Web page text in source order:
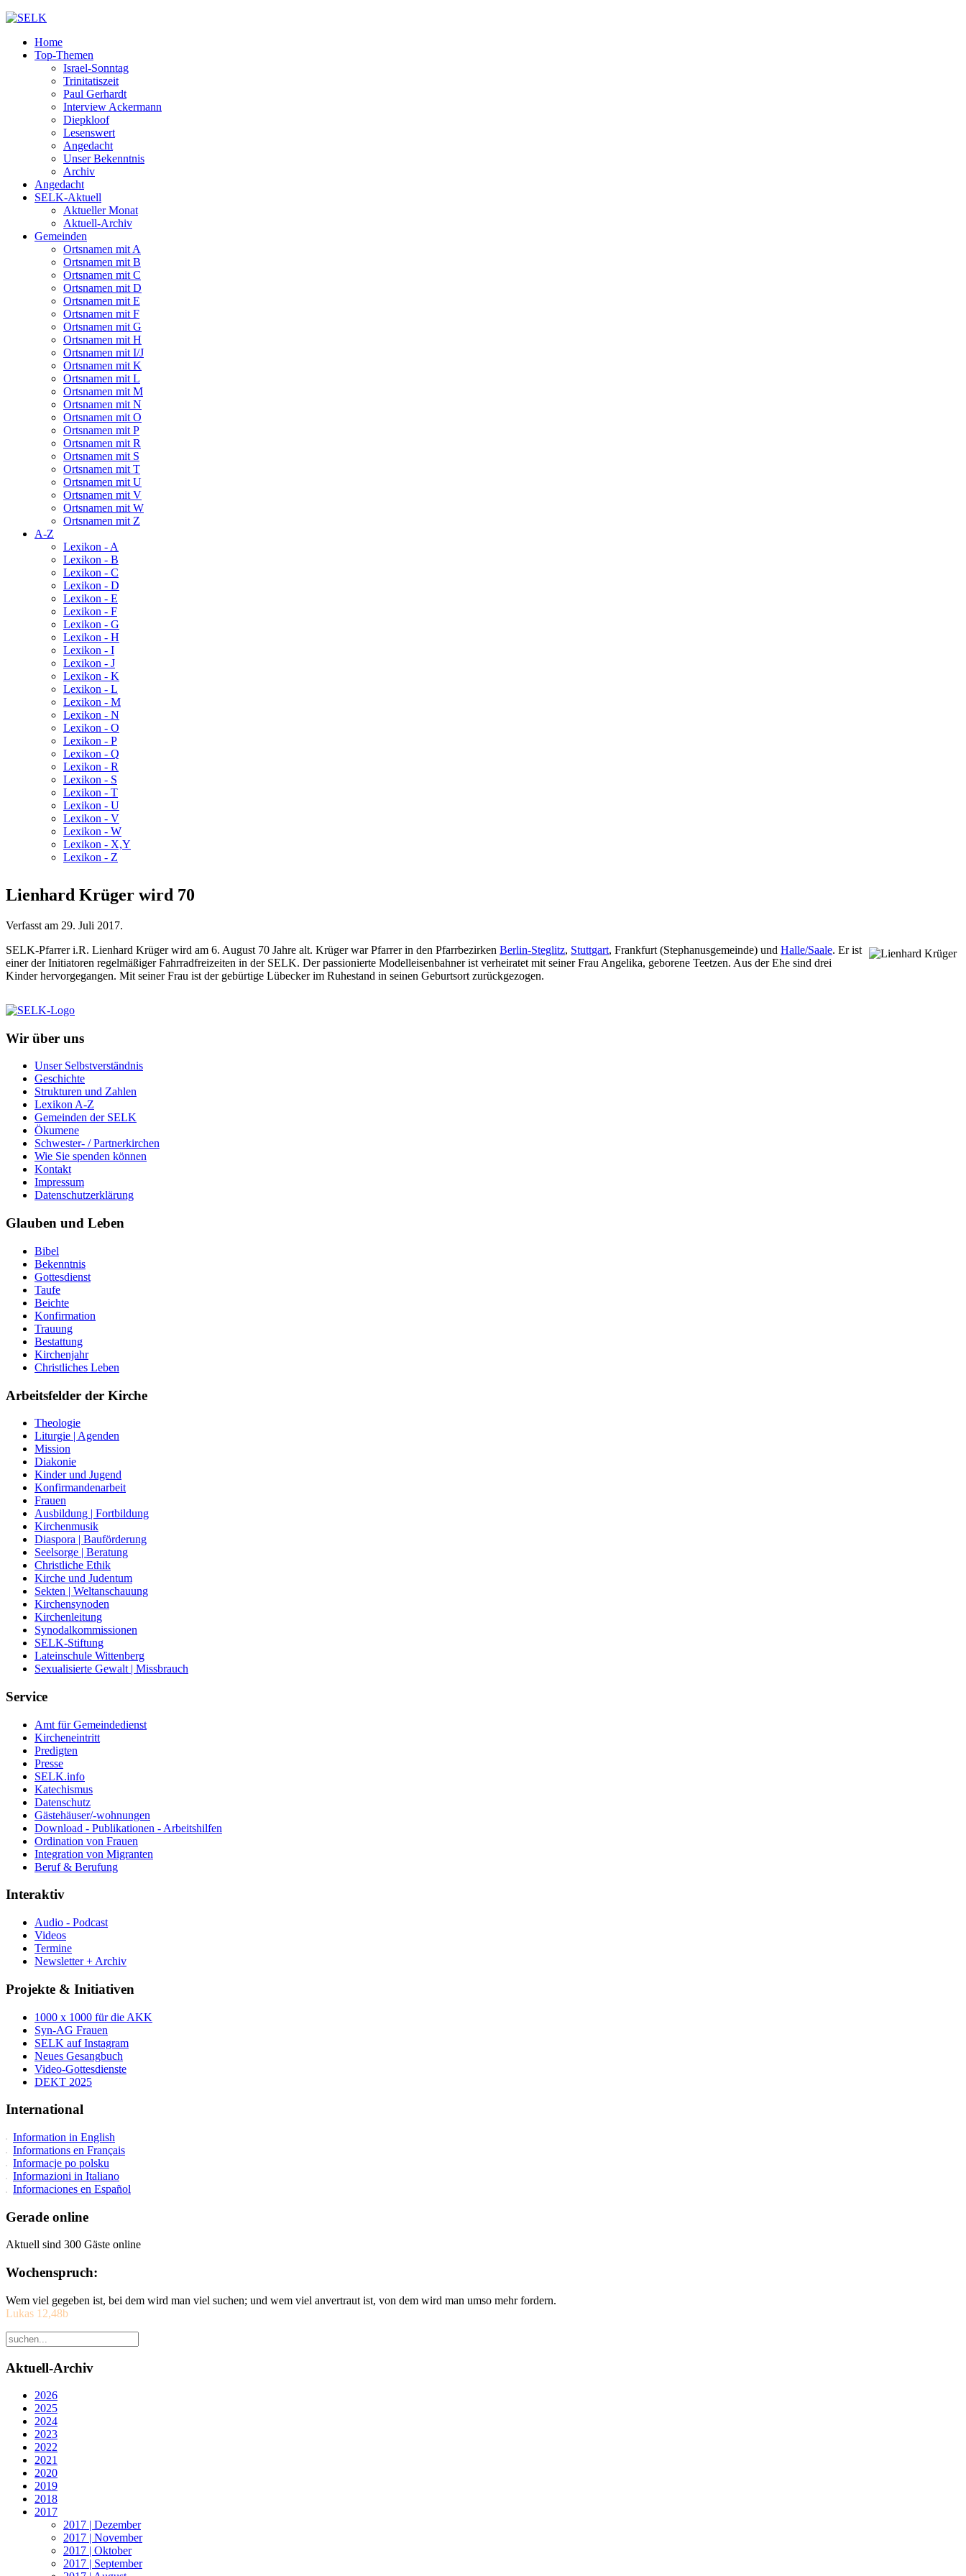
Home
Top-Themen
Israel-Sonntag
Trinitatiszeit
Paul Gerhardt
Interview Ackermann
Diepkloof
Lesenswert
Angedacht
Unser Bekenntnis
Archiv
Angedacht
SELK-Aktuell
Aktueller Monat
Aktuell-Archiv
Gemeinden
Ortsnamen mit A
Ortsnamen mit B
Ortsnamen mit C
Ortsnamen mit D
Ortsnamen mit E
Ortsnamen mit F
Ortsnamen mit G
Ortsnamen mit H
Ortsnamen mit I/J
Ortsnamen mit K
Ortsnamen mit L
Ortsnamen mit M
Ortsnamen mit N
Ortsnamen mit O
Ortsnamen mit P
Ortsnamen mit R
Ortsnamen mit S
Ortsnamen mit T
Ortsnamen mit U
Ortsnamen mit V
Ortsnamen mit W
Ortsnamen mit Z
A-Z
Lexikon - A
Lexikon - B
Lexikon - C
Lexikon - D
Lexikon - E
Lexikon - F
Lexikon - G
Lexikon - H
Lexikon - I
Lexikon - J
Lexikon - K
Lexikon - L
Lexikon - M
Lexikon - N
Lexikon - O
Lexikon - P
Lexikon - Q
Lexikon - R
Lexikon - S
Lexikon - T
Lexikon - U
Lexikon - V
Lexikon - W
Lexikon - X,Y
Lexikon - Z
Lienhard Krüger wird 70
Verfasst am 29. Juli 2017.
SELK-Pfarrer i.R. Lienhard Krüger wird am 6. August 70 Jahre alt. Krüger war Pfarrer in den Pfarrbezirken Berlin-Steglitz, Stuttgart, Frankfurt (Stephanusgemeinde) und Halle/Saale. Er ist
einer der Initiatoren regelmäßiger Fahrradfreizeiten in der SELK. Der passionierte Modelleisenbahner ist verheiratet mit seiner Frau Angelika, geborene Teetzen. Aus der Ehe sind drei
Kinder hervorgegangen. Mit seiner Frau ist der gebürtige Lübecker im Ruhestand in seinen Geburtsort zurückgezogen.
Wir über uns
Unser Selbstverständnis
Geschichte
Strukturen und Zahlen
Lexikon A-Z
Gemeinden der SELK
Ökumene
Schwester- / Partnerkirchen
Wie Sie spenden können
Kontakt
Impressum
Datenschutzerklärung
Glauben und Leben
Bibel
Bekenntnis
Gottesdienst
Taufe
Beichte
Konfirmation
Trauung
Bestattung
Kirchenjahr
Christliches Leben
Arbeitsfelder der Kirche
Theologie
Liturgie | Agenden
Mission
Diakonie
Kinder und Jugend
Konfirmandenarbeit
Frauen
Ausbildung | Fortbildung
Kirchenmusik
Diaspora | Bauförderung
Seelsorge | Beratung
Christliche Ethik
Kirche und Judentum
Sekten | Weltanschauung
Kirchensynoden
Kirchenleitung
Synodalkommissionen
SELK-Stiftung
Lateinschule Wittenberg
Sexualisierte Gewalt | Missbrauch
Service
Amt für Gemeindedienst
Kircheneintritt
Predigten
Presse
SELK.info
Katechismus
Datenschutz
Gästehäuser/-wohnungen
Download - Publikationen - Arbeitshilfen
Ordination von Frauen
Integration von Migranten
Beruf & Berufung
Interaktiv
Audio - Podcast
Videos
Termine
Newsletter + Archiv
Projekte & Initiativen
1000 x 1000 für die AKK
Syn-AG Frauen
SELK auf Instagram
Neues Gesangbuch
Video-Gottesdienste
DEKT 2025
International
Information in English
Informations en Français
Informacje po polsku
Informazioni in Italiano
Informaciones en Español
Gerade online
Aktuell sind 300 Gäste online
Wochenspruch:
Wem viel gegeben ist, bei dem wird man viel suchen; und wem viel anvertraut ist, von dem wird man umso mehr fordern.
Lukas 12,48b
Aktuell-Archiv
2026
2025
2024
2023
2022
2021
2020
2019
2018
2017
2017 | Dezember
2017 | November
2017 | Oktober
2017 | September